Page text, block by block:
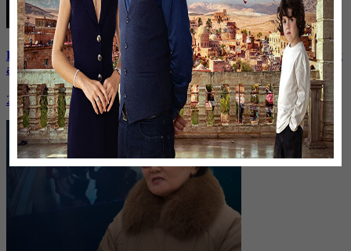
Баспанасын ала алмай жүрген бір топ шымкенттік әкімдік
алдына түнеуге келді
26 января, 19:35